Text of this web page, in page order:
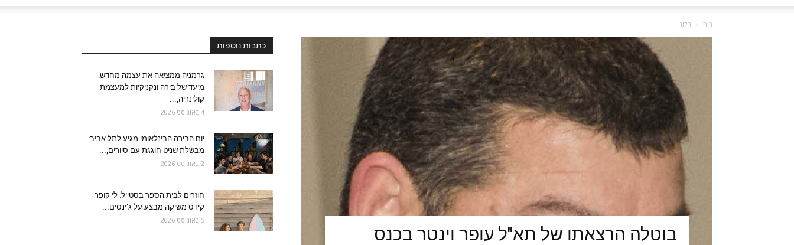
בית בלוג
בוטלה הרצאתו של תא"ל עופר וינטר בכנס
כתבות נוספות
גרמניה ממציאה את עצמה מחדש:
מיעד של בירה ונקניקיות למעצמת
קולינריה,...
4 באוגוסט 2026
יום הבירה הבינלאומי מגיע לתל אביב:
מבשלת שניט חוגגת עם סיורים,...
2 באוגוסט 2026
חוזרים לבית הספר בסטייל: לי קופר
קידס משיקה מבצע על ג'ינסים...
5 באוגוסט 2026